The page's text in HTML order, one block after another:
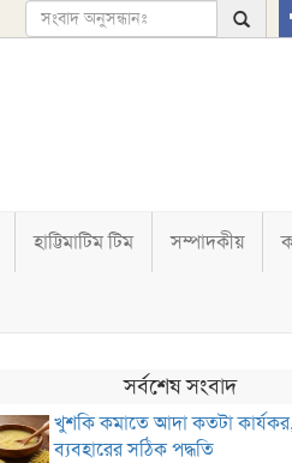
হাট্টিমাটিম টিম সম্পাদকীয়
সর্বশেষ সংবাদ
খুশকি কমাতে আদা কতটা
ব্যবহারের সঠিক পদ্ধতি